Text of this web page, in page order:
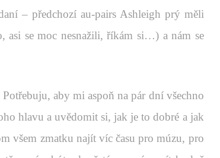
– předchozí au-pairs Ashleigh prý měli
asi se moc nesnažili, říkám si…) a nám se
aby mi aspoň na pár dní všechno
hlavu a uvědomit si, jak je to dobré a jak
všem zmatku najít víc času pro múzu, pro